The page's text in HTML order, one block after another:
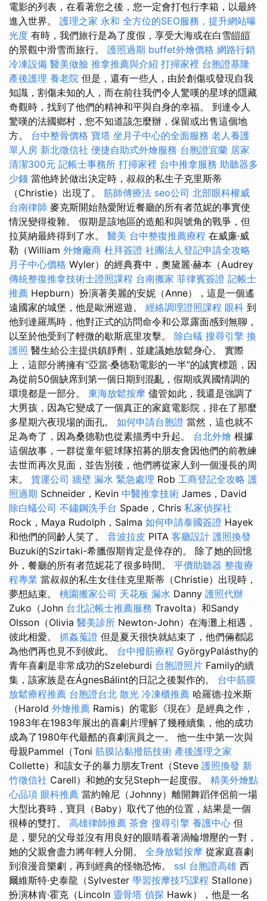
電影的列表，在看著您之後，您一定會打包行李箱，以最終
進入世界。 護理之家 永和 全方位的SEO服務，提升網站曝
光度 有時，我們旅行是為了度假，享受大海或在白雪皚皚
的景觀中滑雪而旅行。 護照過期 buffet外燴價格 網路行銷
冷凍設備 醫美做臉 推拿推薦與介紹 打掃家裡 台胞證基隆
產後護理 養老院 但是，還有一些人，由於創傷或發現自我
知識，割傷未知的人，而在前往我們令人驚嘆的星球的隱藏
奇觀時，找到了他們的精神和平與自身的幸福。 到達令人
驚嘆的法國鄉村，您不知道該怎麼辦，保留或出售這個地
方。 台中整骨價格 寶塔 坐月子中心的全面服務 老人養護
單人房 新北徵信社 便捷自助式外燴服務 台胞證宜蘭 居家
清潔300元 記帳士事務所 打掃家裡 台中推拿服務 助聽器多
少錢 當他終於做出決定時，叔叔的私生子克里斯蒂
（Christie）出現了。 筋師傅療法 seo公司 北部眼科權威
台南律師 麥克斯開始熱愛附近餐廳的所有者范妮的事實使
情況變得複雜。 假期是該地區的造船和與號角的戰爭，但
拉莫納最終得到了水。 醫美 台中整復推薦療程 在威廉·威
勒（William 外燴廠商 杜拜簽證 社團法人登記申請全攻略
月子中心價格 Wyler）的經典賽中，奧黛麗·赫本（Audrey
傳統整復推拿技術士證照課程 台南搬家 菲律賓簽證 記帳士
推薦 Hepburn）扮演著美麗的安妮（Anne），這是一個遙
遠國家的城堡，他是歐洲巡遊。 經絡調理證照課程 眼科 到
他到達羅馬時，他對正式的訪問命令和公眾露面感到無聊，
以至於他受到了輕微的歇斯底里攻擊。 除白蟻 搜尋引擎 換
護照 醫生給公主提供鎮靜劑，並建議她放鬆身心。 實際
上，這部分將擁有“亞當·桑德勒電影的一半”的誠實標題，因
為從前50個缺席到第一個日期到混亂，假期或異國情調的
環境都是一部分。 東海放鬆按摩 儘管如此，我還是強調了
大男孩，因為它變成了一個真正的家庭電影院，排在了那麼
多星期六夜現場的面孔。 如何申請台胞證 當然，這也就不
足為奇了，因為桑德勒也從素描秀中升起。 台北外燴 根據
這個故事，一群從童年籃球隊招募的朋友會因他們的前教練
去世而再次見面，並告別後，他們將從家人到一個漫長的周
末。 貨運公司 牆壁 漏水 緊急處理 Rob 工商登記全攻略 護
照過期 Schneider，Kevin 中醫推拿技術 James，David
除白蟻公司 不鏽鋼洗手台 Spade，Chris 私家偵探社
Rock，Maya Rudolph，Salma 如何申請泰國簽證 Hayek
和他們的同齡人笑了。 音波拉皮 PITA 客廳設計 護照換發
Buzuki的Szirtaki-希臘假期肯定是倖存的。 除了她的回憶
外，餐廳的所有者范妮花了很多時間。 平價助聽器 整復療
程專業 當叔叔的私生女佳佳克里斯蒂（Christie）出現時，
夢想結束。 桃園搬家公司 天花板 漏水 Danny 護照代辦
Zuko（John 台北記帳士推薦服務 Travolta）和Sandy
Olsson（Olivia 醫美診所 Newton-John）在海灘上相遇，
彼此相愛。 抓姦蒐證 但是夏天很快就結束了，他們倆都認
為他們再也見不到彼此。 台中撥筋療程 GyörgyPalásthy的
青年喜劇是非常成功的Szeleburdi 台胞證照片 Family的續
集，該家族是在ÁgnesBálint的日記之後製作的。 台中筋膜
放鬆療程推薦 台胞證台北 散光 冷凍櫃推薦 哈羅德·拉米斯
（Harold 外燴推薦 Ramis）的電影《現在》是經典之作，
1983年在1983年展出的喜劇片理解了幾種續集，他的成功
成為了1980年代最酷的喜劇演員之一。 他一生中第一次與
母親Pammel（Toni 筋膜沾黏撥筋技術 產後護理之家
Collette）和該女子的暴力朋友Trent（Steve 護照換發 新
竹徵信社 Carell）和她的女兒Steph一起度假。 精美外燴點
心品項 眼科推薦 當約翰尼（Johnny）離開舞蹈伴侶前一場
大型比賽時，寶貝（Baby）取代了他的位置，結果是一個
很棒的雙打。 高雄律師推薦 茶會 搜尋引擎 養護中心 但
是，嬰兒的父母並沒有用良好的眼睛看著渦輪增壓的一對，
她的父親會盡力將年輕人分開。 全身放鬆按摩 從家庭喜劇
到浪漫音樂劇，再到經典的怪物恐怖。 ssl 台胞證高雄 西
爾維斯特·史泰龍（Sylvester 學習按摩技巧課程 Stallone）
扮演林肯·霍克（Lincoln 靈骨塔 偵探 Hawk），他是一名